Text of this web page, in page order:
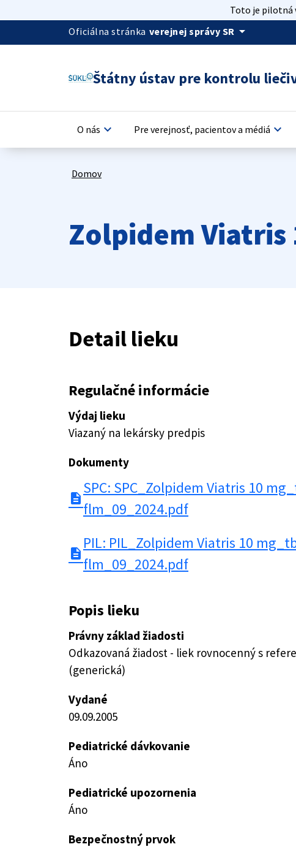
Toto je pilotná
Oficiálna stránka verejnej správy SR arrow_drop_down
Štátny ústav pre kontrolu
O nás keyboard_arrow_down Pre verejnosť, pacientov a médiá keyboard_arrow_down
Domov
Zolpidem Viatris
Detail lieku
Regulačné informácie
Výdaj lieku
Viazaný na lekársky predpis
Dokumenty
description
SPC: SPC_Zolpidem Viatris 10
flm_09_2024.pdf
description
PIL: PIL_Zolpidem Viatris 10
flm_09_2024.pdf
Popis lieku
Právny základ žiadosti
Odkazovaná žiadost - liek rovnocenný s
(generická)
Vydané
09.09.2005
Pediatrické dávkovanie
Áno
Pediatrické upozornenia
Áno
Bezpečnostný prvok